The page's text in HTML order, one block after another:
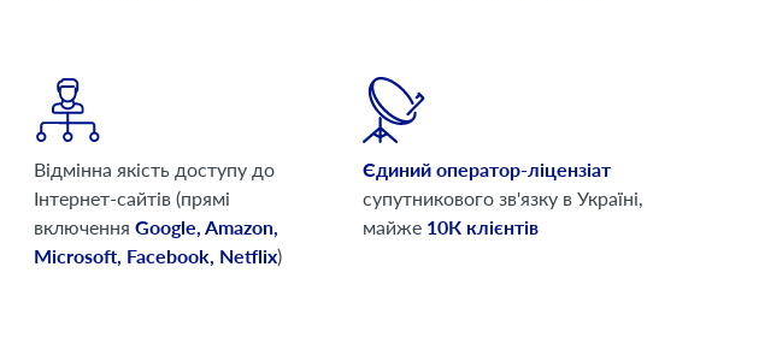
Відмінна якість доступу до
Інтернет-сайтів (прямі
включення Google, Amazon,
Microsoft, Facebook, Netflix)
Єдиний оператор-ліцензіат
супутникового зв'язку в Україні,
майже 10К клієнтів